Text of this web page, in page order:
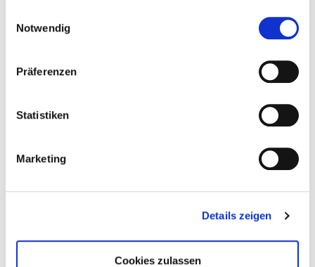
Notwendig
Präferenzen
Statistiken
Marketing
Details zeigen
Cookies zulassen
Ausbildung zur Physiotherapeutin / zum
Ausbildung zur Logopädin / zum Logopäden
(m/w/d)
Ausbildung zur Kauffrau / zum Kaufmann im
Gesundheitswesen (m/w/d)
Anästhesietechnische/r Assistentin/Assistent